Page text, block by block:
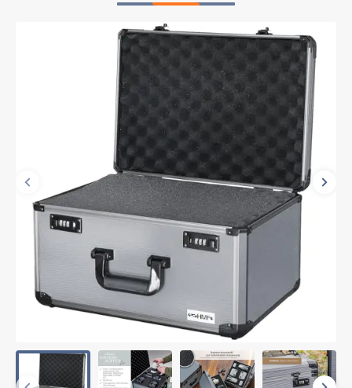
Vorherige